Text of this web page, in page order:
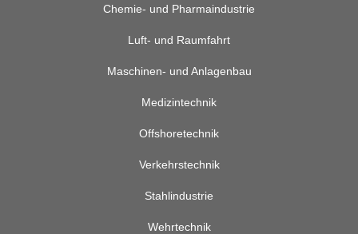
Chemie- und Pharmaindustrie
Luft- und Raumfahrt
Maschinen- und Anlagenbau
Medizintechnik
Offshoretechnik
Verkehrstechnik
Stahlindustrie
Wehrtechnik